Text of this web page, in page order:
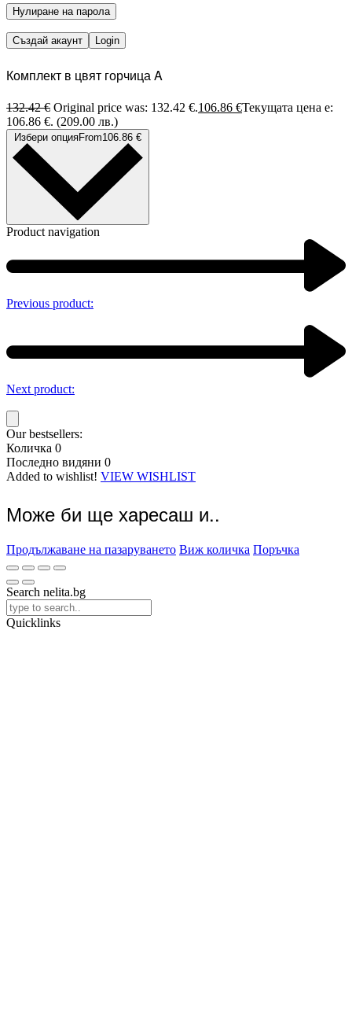
Нулиране на парола
Създай акаунт Login
Комплект в цвят горчица A
132.42€ Original price was: 132.42 €.106.86 €Текущата цена е:
106.86 €. (209.00 лв.)
Избери опцияFrom106.86 €
Product navigation
Previous product:
Next product:
Our bestsellers:
Количка 0
Последно видяни 0
Added to wishlist! VIEW WISHLIST
Може би ще харесаш и..
Продължаване на пазаруването Виж количка Поръчка
Search nelita.bg
Quicklinks